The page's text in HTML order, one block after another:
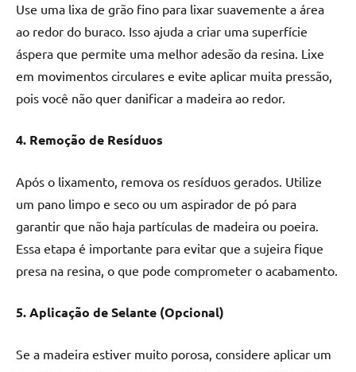
Use uma lixa de grão fino para lixar suavemente a área
ao redor do buraco. Isso ajuda a criar uma superfície
áspera que permite uma melhor adesão da resina. Lixe
em movimentos circulares e evite aplicar muita pressão,
pois você não quer danificar a madeira ao redor.
4. Remoção de Resíduos
Após o lixamento, remova os resíduos gerados. Utilize
um pano limpo e seco ou um aspirador de pó para
garantir que não haja partículas de madeira ou poeira.
Essa etapa é importante para evitar que a sujeira fique
presa na resina, o que pode comprometer o acabamento.
5. Aplicação de Selante (Opcional)
Se a madeira estiver muito porosa, considere aplicar um